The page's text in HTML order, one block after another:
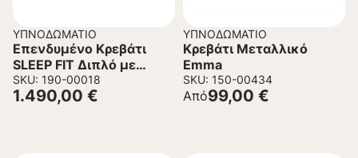
ΥΠΝΟΔΩΜΆΤΙΟ
Επενδυμένο Κρεβάτι
SLEEP FIT Διπλό με
Αποθηκευτικό χώρο και
Ανατομικό Στρώμα
SKU: 190-00018
1.490,00 €
ΥΠΝΟΔΩΜΆΤΙΟ
Κρεβάτι Μεταλλικό
Emma
SKU: 150-00434
Από99,00 €